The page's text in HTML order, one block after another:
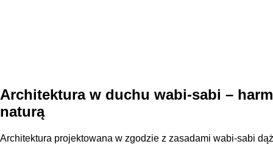
Architektura w duchu wabi-sabi –
naturą
Architektura projektowana w zgodzie z zasadami wabi-sabi